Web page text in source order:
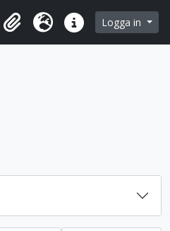
UrklippSpråk Snabblänkar
Logga in